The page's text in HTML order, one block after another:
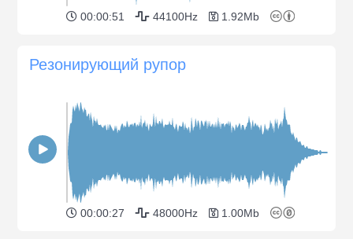
00:00:51 44100Hz 1.92Mb
Резонирующий рупор
00:00:27 48000Hz 1.00Mb